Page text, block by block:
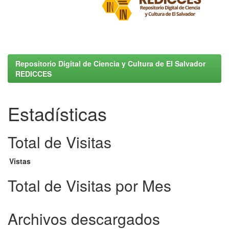
Repositorio Digital de Ciencia y Cultura de El Salvador
REDICCES
Estadísticas
Total de Visitas
Vistas
Total de Visitas por Mes
Archivos descargados